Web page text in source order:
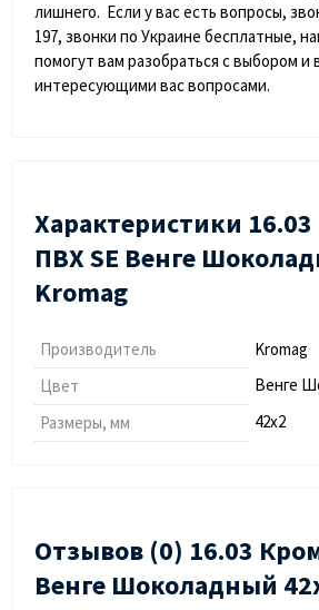
лишнего. Если у вас есть вопросы,
197, звонки по Украине бесплатные,
помогут вам разобраться с выбором и
интересующими вас вопросами.
Характеристики
ПВХ SЕ Венге
Kromag
Производитель
Kromag
Цвет
Венге
Размеры, мм
42х2
Отзывов (0) 16.03
Венге Шоколадный